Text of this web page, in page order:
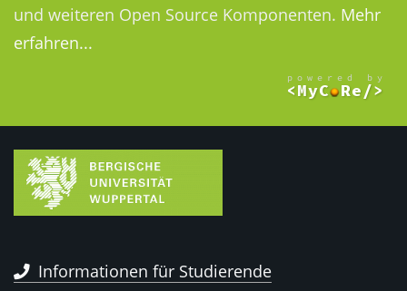
und weiteren Open Source Komponenten. Mehr
erfahren...
Informationen für Studierende